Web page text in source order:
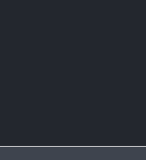
מחירים